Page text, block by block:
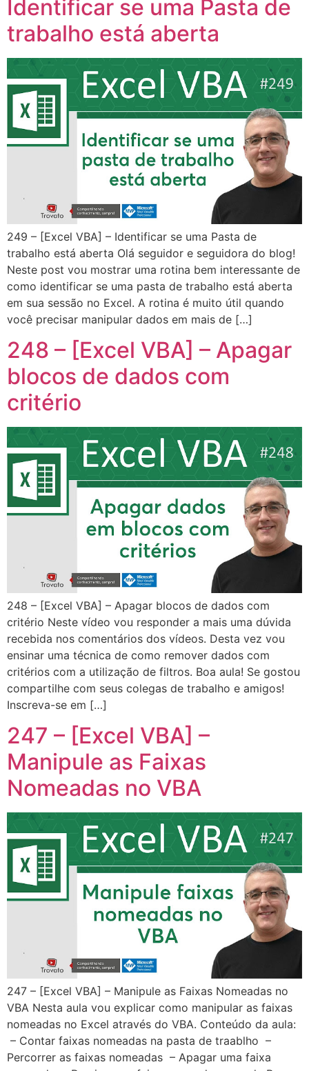
Identificar se uma Pasta de
trabalho está aberta
249 – [Excel VBA] – Identificar se uma Pasta de
trabalho está aberta Olá seguidor e seguidora do blog!
Neste post vou mostrar uma rotina bem interessante de
como identificar se uma pasta de trabalho está aberta
em sua sessão no Excel. A rotina é muito útil quando
você precisar manipular dados em mais de […]
248 – [Excel VBA] – Apagar
blocos de dados com
critério
248 – [Excel VBA] – Apagar blocos de dados com
critério Neste vídeo vou responder a mais uma dúvida
recebida nos comentários dos vídeos. Desta vez vou
ensinar uma técnica de como remover dados com
critérios com a utilização de filtros. Boa aula! Se gostou
compartilhe com seus colegas de trabalho e amigos!
Inscreva-se em […]
247 – [Excel VBA] –
Manipule as Faixas
Nomeadas no VBA
247 – [Excel VBA] – Manipule as Faixas Nomeadas no
VBA Nesta aula vou explicar como manipular as faixas
nomeadas no Excel através do VBA. Conteúdo da aula:
– Contar faixas nomeadas na pasta de traablho –
Percorrer as faixas nomeadas – Apagar uma faixa